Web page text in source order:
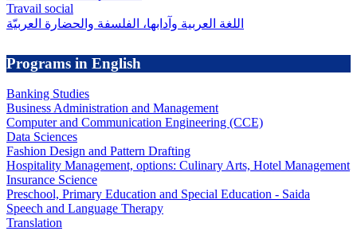
Travail social
اللغة العربية وآدابها، الفلسفة والحضارة العربيّة
Programs in English
Banking Studies
Business Administration and Management
Computer and Communication Engineering (CCE)
Data Sciences
Fashion Design and Pattern Drafting
Hospitality Management, options: Culinary Arts, Hotel Management
Insurance Science
Preschool, Primary Education and Special Education - Saida
Speech and Language Therapy
Translation